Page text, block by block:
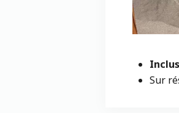
Inclus
Sur